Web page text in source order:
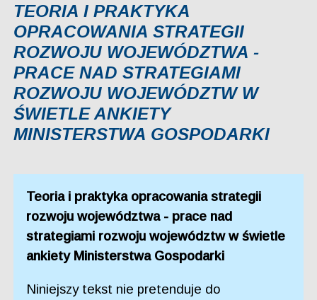
TEORIA I PRAKTYKA
OPRACOWANIA STRATEGII
ROZWOJU WOJEWÓDZTWA -
PRACE NAD STRATEGIAMI
ROZWOJU WOJEWÓDZTW W
ŚWIETLE ANKIETY
MINISTERSTWA GOSPODARKI
Teoria i praktyka opracowania strategii
rozwoju województwa - prace nad
strategiami rozwoju województw w świetle
ankiety Ministerstwa Gospodarki
Niniejszy tekst nie pretenduje do